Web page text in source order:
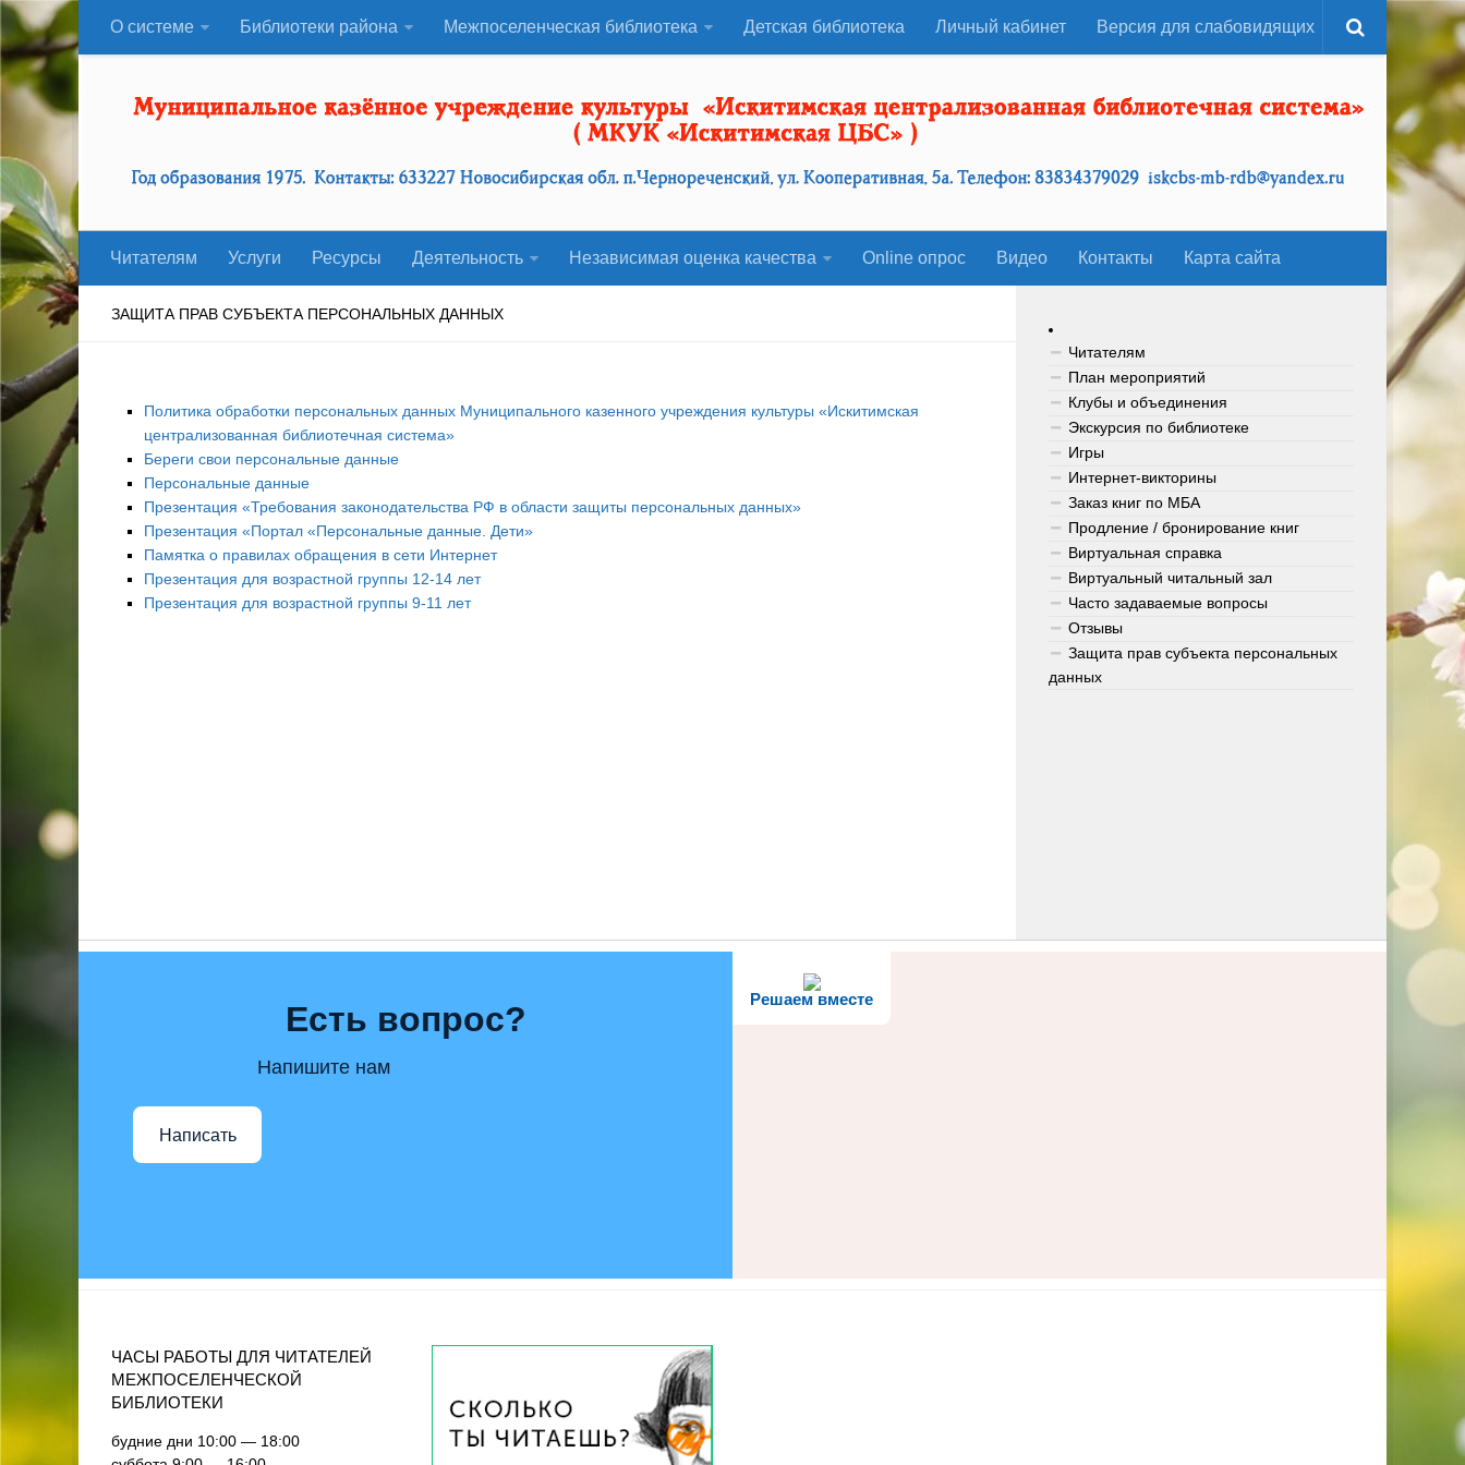
О системе Библиотеки района Межпоселенческая библиотека Детская библиотека Личный кабинет Версия для слабовидящих
Читателям Услуги Ресурсы Деятельность Независимая оценка качества Оnline опрос Видео Контакты Карта сайта
ЗАЩИТА ПРАВ СУБЪЕКТА ПЕРСОНАЛЬНЫХ ДАННЫХ
Политика обработки персональных данных Муниципального казенного учреждения культуры «Искитимская
централизованная библиотечная система»
Береги свои персональные данные
Персональные данные
Презентация «Требования законодательства РФ в области защиты персональных данных»
Презентация «Портал «Персональные данные. Дети»
Памятка о правилах обращения в сети Интернет
Презентация для возрастной группы 12-14 лет
Презентация для возрастной группы 9-11 лет
Читателям
План мероприятий
Клубы и объединения
Экскурсия по библиотеке
Игры
Интернет-викторины
Заказ книг по МБА
Продление / бронирование книг
Виртуальная справка
Виртуальный читальный зал
Часто задаваемые вопросы
Отзывы
Защита прав субъекта персональных
данных
Решаем вместе
Есть вопрос?
Напишите нам
Написать
ЧАСЫ РАБОТЫ ДЛЯ ЧИТАТЕЛЕЙ
МЕЖПОСЕЛЕНЧЕСКОЙ
БИБЛИОТЕКИ
будние дни 10:00 — 18:00